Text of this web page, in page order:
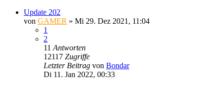
Update 202
von GAMER » Mi 29. Dez 2021, 11:04
1
2
11 Antworten
12117 Zugriffe
Letzter Beitrag von Bondar
Di 11. Jan 2022, 00:33